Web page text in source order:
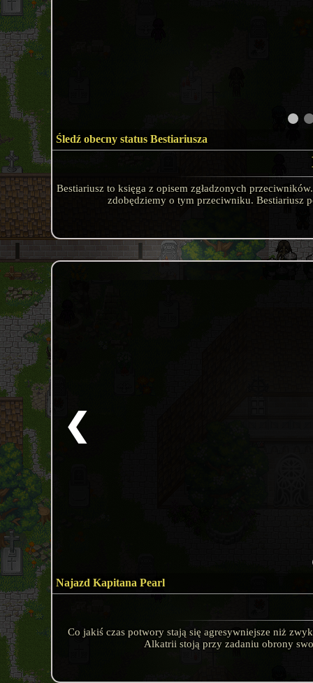
Śledź obecny status Bestiariusza
Bestiariusz to księga z opisem zgładzonych
zdobędziemy o tym przeciwniku. Bestiariusz
Najazd Kapitana Pearl
❮
Co jakiś czas potwory stają się agresywniejsze niż
Alkatrii stoją przy zadaniu obrony